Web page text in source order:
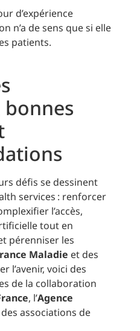
d’expérience
n’a de sens que si elle
patients.
bonnes
défis se dessinent
services : renforcer
l’accès,
tout en
pérenniser les
Maladie et des
l’avenir, voici des
de la collaboration
, l’Agence
associations de